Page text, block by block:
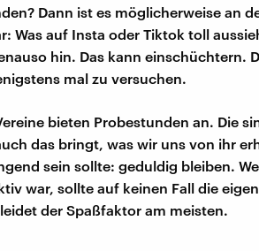
Dann ist es möglicherweise an
Was auf Insta oder Tiktok toll
hin. Das kann einschüchtern.
mal zu versuchen.
bieten Probestunden an. Die
das bringt, was wir uns von ihr
sein sollte: geduldig bleiben.
war, sollte auf keinen Fall die
der Spaßfaktor am meisten.